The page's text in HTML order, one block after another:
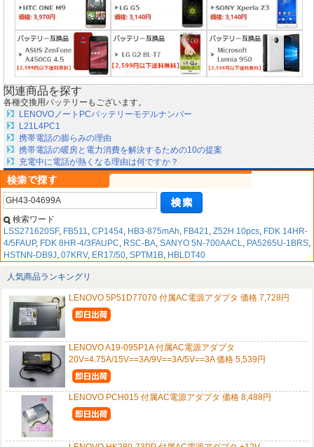
関連商品を探す
各種交換用バッテリーもございます。
LENOVOノートPCバッテリーモデルナンバー
L21L4PC1
携帯電話の膨らみの理由
携帯電話の暖房と電力消費を解決するための10の提案
充電中に電話が熱くなる理由は何ですか？
検索ワード
LSS271620SF, FB511, CP1454, HB3-875mAh, FB421, Z52H 10pcs, FDK 14HR-
4/5FAUP, FDK 8HR-4/3FAUPC, RSC-BA, SANYO 5N-700AACL, PA5265U-1BRS,
HSTNN-DB9J, 07KRV, ER17/50, SPTM1B, HBLDT40
人気商品ランキングリ
LENOVO 5P51D77070 付属AC電源アダプタ 価格 7,728円
LENOVO A19-095P1A 付属AC電源アダプタ
20V=4.75A/15V==3A/9V==3A/5V==3A 価格 5,539円
LENOVO PCH015 付属AC電源アダプタ 価格 8,488円